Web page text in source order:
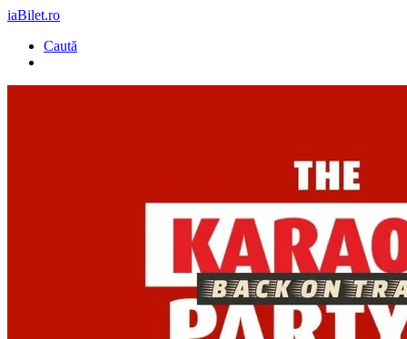
iaBilet.ro
Caută